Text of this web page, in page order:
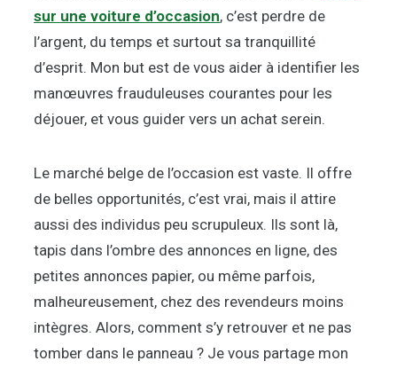
sur une voiture d’occasion, c’est perdre de
l’argent, du temps et surtout sa tranquillité
d’esprit. Mon but est de vous aider à identifier les
manœuvres frauduleuses courantes pour les
déjouer, et vous guider vers un achat serein.
Le marché belge de l’occasion est vaste. Il offre
de belles opportunités, c’est vrai, mais il attire
aussi des individus peu scrupuleux. Ils sont là,
tapis dans l’ombre des annonces en ligne, des
petites annonces papier, ou même parfois,
malheureusement, chez des revendeurs moins
intègres. Alors, comment s’y retrouver et ne pas
tomber dans le panneau ? Je vous partage mon